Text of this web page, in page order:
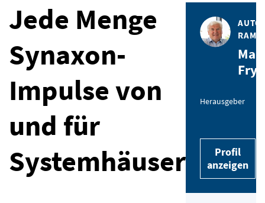
Jede Menge
Synaxon-
Impulse von
und für
Systemhäuser
Herausgeber
Profil
anzeigen